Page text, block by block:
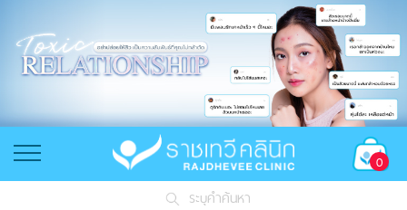
0
ระบุคำค้นหา